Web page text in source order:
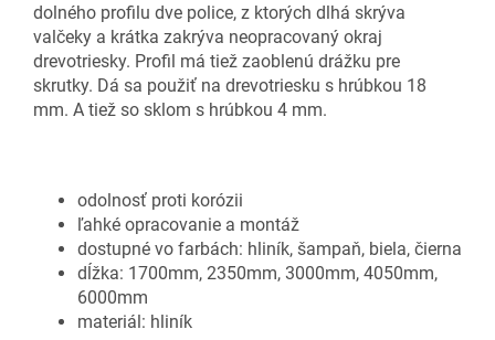
dolného profilu dve police, z ktorých dlhá skrýva
valčeky a krátka zakrýva neopracovaný okraj
drevotriesky. Profil má tiež zaoblenú drážku pre
skrutky. Dá sa použiť na drevotriesku s hrúbkou 18
mm. A tiež so sklom s hrúbkou 4 mm.
odolnosť proti korózii
ľahké opracovanie a montáž
dostupné vo farbách: hliník, šampaň, biela, čierna
dĺžka: 1700mm, 2350mm, 3000mm, 4050mm,
6000mm
materiál: hliník